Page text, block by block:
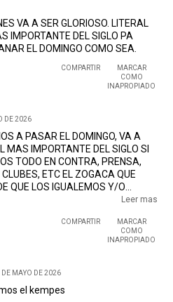
VA A SER GLORIOSO. LITERAL
IMPORTANTE DEL SIGLO PA
EL DOMINGO COMO SEA.
COMPARTIR
MARCAR
COMO
INAPROPIADO
DE 2026
A PASAR EL DOMINGO, VA A
MAS IMPORTANTE DEL SIGLO SI
TODO EN CONTRA, PRENSA,
ETC EL ZOGACA QUE
QUE LOS IGUALEMOS Y/O
CON TODO Y AMATEURISMO ES
DERROTA DE SU HISTORIA,
SI EL DOMINGO LLEGAMOS
Leer mas
COMPARTIR
MARCAR
COMO
INAPROPIADO
DE MAYO DE 2026
el kempes